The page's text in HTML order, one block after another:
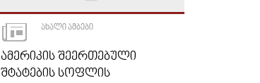
ᲐᲮᲐᲚᲘ ᲐᲛᲑᲔᲑᲘ
ᲐᲛᲔᲠᲘᲙᲘᲡ ᲨᲔᲔᲠᲗᲔᲑᲣᲚᲘ
ᲨᲢᲐᲢᲔᲑᲘᲡ ᲡᲝᲤᲚᲘᲡ